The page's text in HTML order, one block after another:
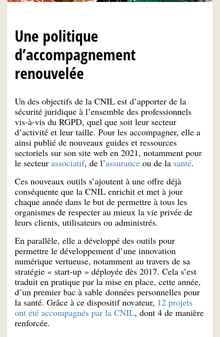
Une politique
d’accompagnement
renouvelée
Un des objectifs de la CNIL est d’apporter de la
sécurité juridique à l’ensemble des professionnels
vis-à-vis du RGPD, quel que soit leur secteur
d’activité et leur taille. Pour les accompagner, elle a
ainsi publié de nouveaux guides et ressources
sectoriels sur son site web en 2021, notamment pour
le secteur associatif, de l’assurance ou de la santé.
Ces nouveaux outils s’ajoutent à une offre déjà
conséquente que la CNIL enrichit et met à jour
chaque année dans le but de permettre à tous les
organismes de respecter au mieux la vie privée de
leurs clients, utilisateurs ou administrés.
En parallèle, elle a développé des outils pour
permettre le développement d’une innovation
numérique vertueuse, notamment au travers de sa
stratégie « start-up » déployée dès 2017. Cela s’est
traduit en pratique par la mise en place, cette année,
d’un premier bac à sable données personnelles pour
la santé. Grâce à ce dispositif novateur, 12 projets
ont été accompagnés par la CNIL, dont 4 de manière
renforcée.